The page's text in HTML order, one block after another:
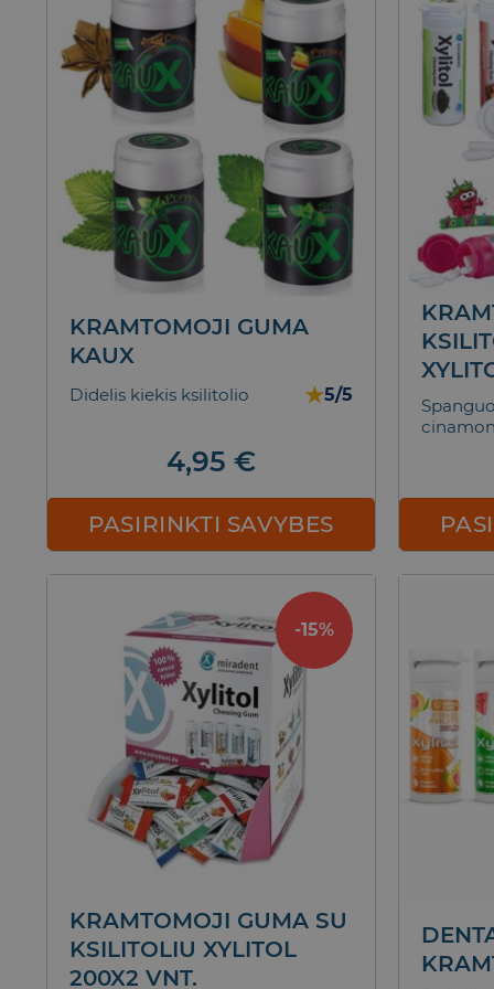
KRAMTOMOJI GUMA
KAUX
Didelis kiekis ksilitolio ★5/5
4,95€
PASIRINKTI SAVYBES
multiple
variants.
The
options
may
be
chosen
on
the
product
page
-15%
KRAMTOMOJI GUMA SU
KSILITOLIU XYLITOL
200X2 VNT.